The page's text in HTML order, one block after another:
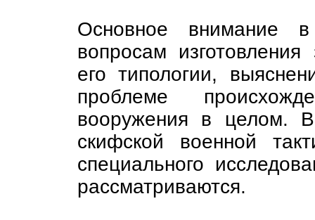
Основное внимание
вопросам
его типологии,
проблеме
вооружения в целом.
скифской военной
специального
рассматриваются.